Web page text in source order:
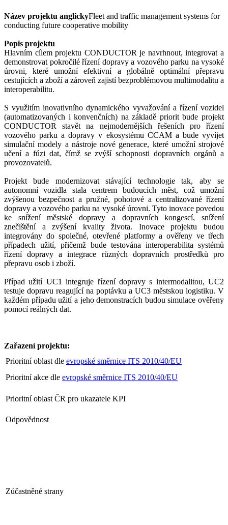
Název projektu anglickyFleet and traffic management systems for
conducting future cooperative mobility
Popis projektu
Hlavním cílem projektu CONDUCTOR je navrhnout, integrovat a
demonstrovat pokročilé řízení dopravy a vozového parku na vysoké
úrovni, které umožní efektivní a globálně optimální přepravu
cestujících a zboží a zároveň zajistí bezproblémovou multimodalitu a
interoperabilitu.
S využitím inovativního dynamického vyvažování a řízení vozidel
(automatizovaných i konvenčních) na základě priorit bude projekt
CONDUCTOR stavět na nejmodernějších řešeních pro řízení
vozového parku a dopravy v ekosystému CCAM a bude vyvíjet
simulační modely a nástroje nové generace, které umožní strojové
učení a fúzi dat, čímž se zvýší schopnosti dopravních orgánů a
provozovatelů.
Projekt bude modernizovat stávající technologie tak, aby se
autonomní vozidla stala centrem budoucích měst, což umožní
zvýšenou bezpečnost a pružné, pohotové a centralizované řízení
dopravy a vozového parku na vysoké úrovni. Tyto inovace povedou
ke snížení městské dopravy a dopravních kongescí, snížení
znečištění a zvýšení kvality života. Inovace projektu budou
integrovány do společné, otevřené platformy a ověřeny ve třech
případech užití, přičemž bude testována interoperabilita systémů
řízení dopravy a integrace různých dopravních prostředků pro
přepravu osob i zboží.
Případ užití UC1 integruje řízení dopravy s intermodalitou, UC2
testuje dopravu reagující na poptávku a UC3 městskou logistiku. V
každém případu užití a jeho demonstracích budou simulace ověřeny
pomocí reálných dat.
Zařazení projektu:
Prioritní oblast dle evropské směrnice ITS 2010/40/EU
Prioritní akce dle evropské směrnice ITS 2010/40/EU
Prioritní oblast ČR pro ukazatele KPI
Odpovědnost
Zúčastněné strany